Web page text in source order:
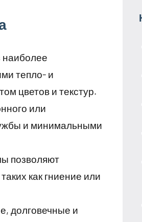
наиболее
тепло- и
цветов и текстур.
или
и минимальными
позволяют
как гниение или
долговечные и